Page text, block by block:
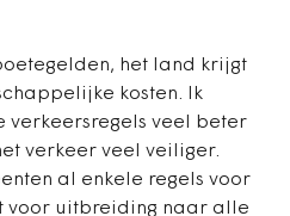
het land krijgt
kosten. Ik
verkeersregels veel beter
verkeer veel veiliger.
al enkele regels voor
voor uitbreiding naar alle